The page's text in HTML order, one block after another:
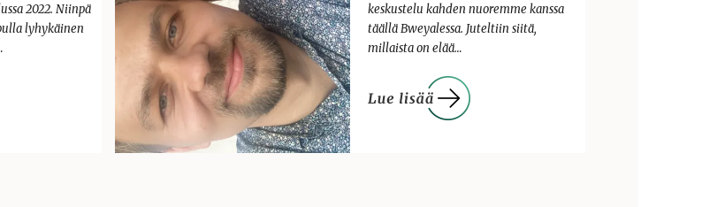
2022. Niinpä
lyhykäinen
keskustelu kahden nuoremme kanssa
täällä Bweyalessa. Juteltiin siitä,
millaista on elää…